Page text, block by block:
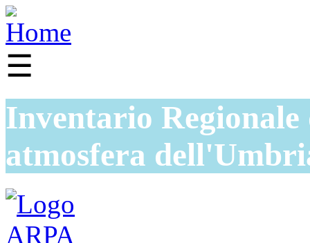
☰
Inventario
atmosfera